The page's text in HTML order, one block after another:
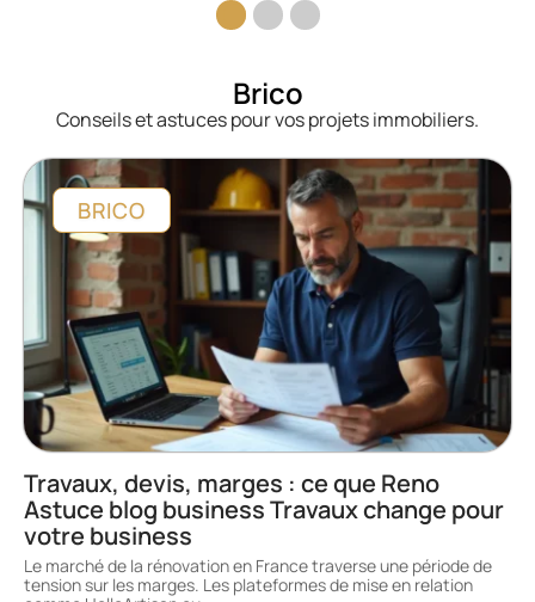
Brico
Conseils et astuces pour vos projets immobiliers.
BRICO
Travaux, devis, marges : ce que Reno
Astuce blog business Travaux change pour
votre business
Le marché de la rénovation en France traverse une période de
tension sur les marges. Les plateformes de mise en relation